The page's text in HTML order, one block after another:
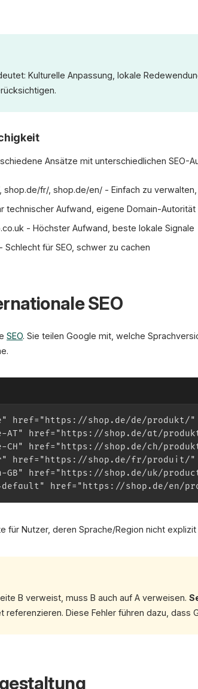
Kulturelle Anpassung, lokale
Ansätze mit unterschiedlichen SEO-
shop.de/fr/, shop.de/en/ - Einfach zu verwalten,
technischer Aufwand, eigene Domain-Autorität
- Höchster Aufwand, beste lokale Signale
für SEO, schwer zu cachen
SEO
SEO. Sie teilen Google mit, welche
href="https://shop.de/de/produkt/
AT" href="https://shop.de/at/
href="https://shop.de/ch/
href="https://shop.de/fr/produit/
href="https://shop.de/uk/
href="https://shop.de/en/
für Nutzer, deren Sprache/Region nicht
B verweist, muss B auch auf A verweisen.
Diese Fehler führen dazu, dass